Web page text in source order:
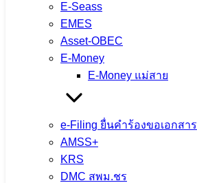
E-Seass
EMES
Asset-OBEC
E-Money
E-Money แม่สาย
e-Filing ยื่นคำร้องขอเอกสาร
AMSS+
KRS
DMC สพม.ชร